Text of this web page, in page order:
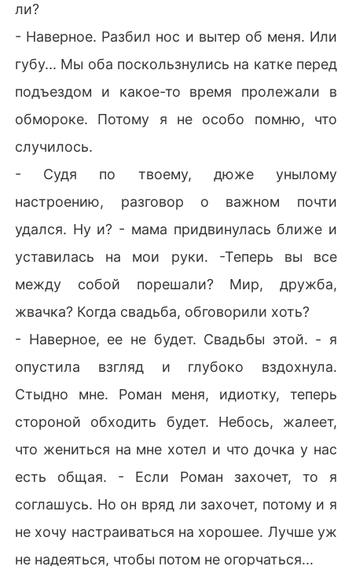
ли?
- Наверное. Разбил нос и вытер об меня. Или
губу... Мы оба поскользнулись на катке перед
подъездом и какое-то время пролежали в
обмороке. Потому я не особо помню, что
случилось.
- Судя по твоему, дюже унылому
настроению, разговор о важном почти
удался. Ну и? - мама придвинулась ближе и
уставилась на мои руки. -Теперь вы все
между собой порешали? Мир, дружба,
жвачка? Когда свадьба, обговорили хоть?
- Наверное, ее не будет. Свадьбы этой. - я
опустила взгляд и глубоко вздохнула.
Стыдно мне. Роман меня, идиотку, теперь
стороной обходить будет. Небось, жалеет,
что жениться на мне хотел и что дочка у нас
есть общая. - Если Роман захочет, то я
соглашусь. Но он вряд ли захочет, потому и я
не хочу настраиваться на хорошее. Лучше уж
не надеяться, чтобы потом не огорчаться...